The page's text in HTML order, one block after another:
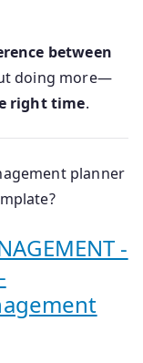
between
doing more—
right time.
planner
-